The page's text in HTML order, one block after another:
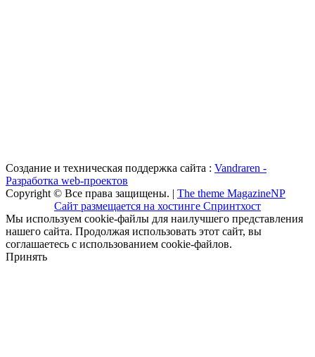
Создание и техническая поддержка сайта : Vandraren -
Разработка web-проектов
Copyright © Все права защищены. | The theme MagazineNP
Сайт размещается на хостинге Спринтхост
Мы используем cookie-файлы для наилучшего представления
нашего сайта. Продолжая использовать этот сайт, вы
соглашаетесь с использованием cookie-файлов.
Принять